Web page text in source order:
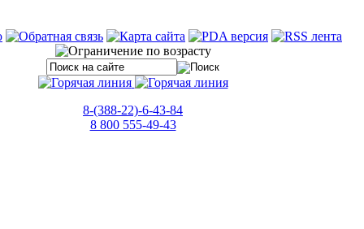
8-(388-22)-6-43-84
8 800 555-49-43